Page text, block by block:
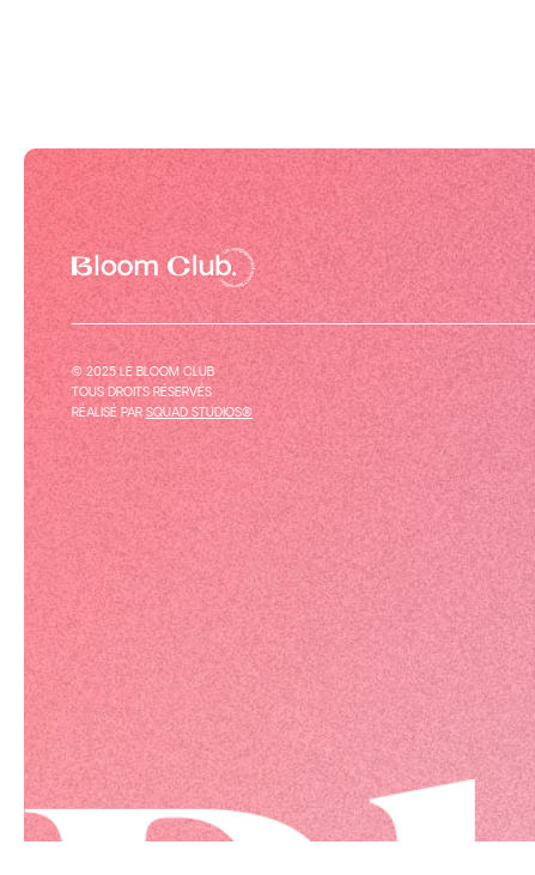
© 2025 LE BLOOM CLUB
TOUS DROITS RÉSERVÉS
RÉALISÉ PAR SQUAD STUDIOS®